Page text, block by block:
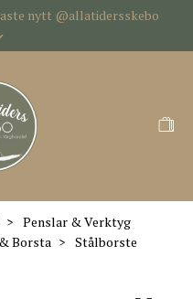
nytt @allatidersskebo
Penslar & Verktyg
Borsta Stålborste